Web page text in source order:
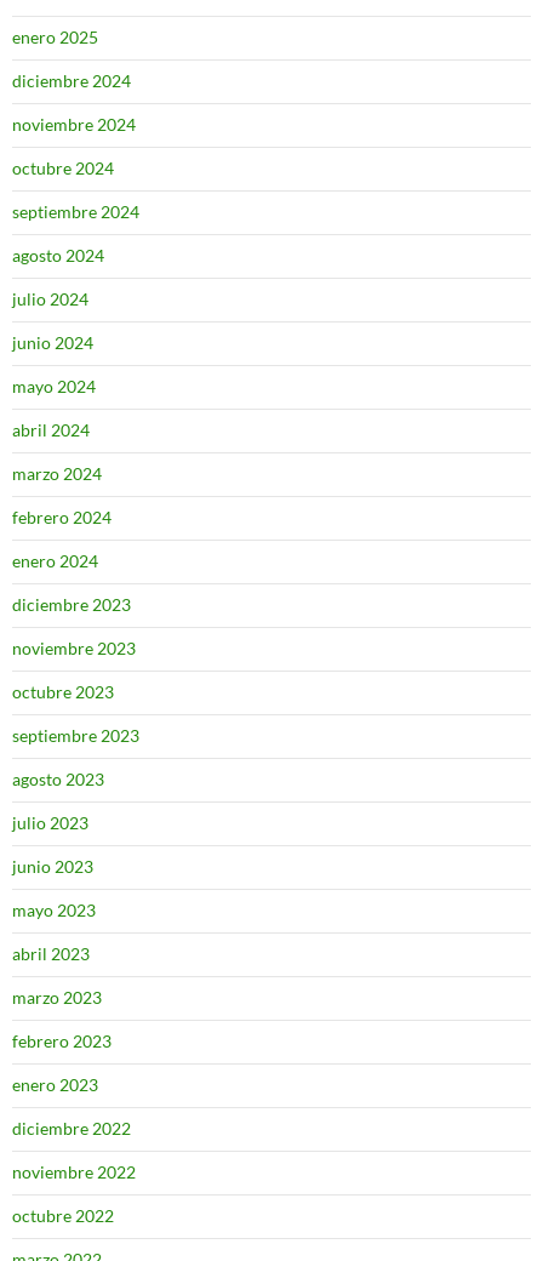
enero 2025
diciembre 2024
noviembre 2024
octubre 2024
septiembre 2024
agosto 2024
julio 2024
junio 2024
mayo 2024
abril 2024
marzo 2024
febrero 2024
enero 2024
diciembre 2023
noviembre 2023
octubre 2023
septiembre 2023
agosto 2023
julio 2023
junio 2023
mayo 2023
abril 2023
marzo 2023
febrero 2023
enero 2023
diciembre 2022
noviembre 2022
octubre 2022